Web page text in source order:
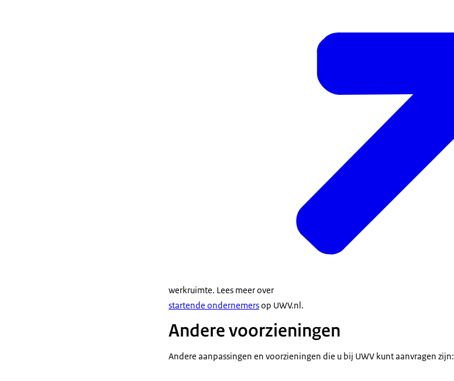
werkruimte. Lees meer over
startende ondernemersop UWV.nl.
Andere voorzieningen
Andere aanpassingen en voorzieningen die u bij UWV kunt aanvragen zijn: